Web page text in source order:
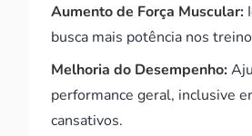
Aumento de Força Muscular:
busca mais potência nos
Melhoria do Desempenho:
performance geral, inclusive
cansativos.